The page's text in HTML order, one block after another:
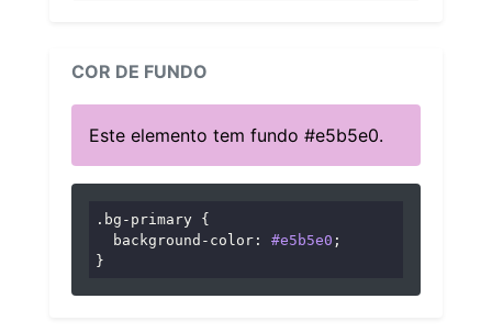
COR DE FUNDO
Este elemento tem fundo #e5b5e0.
.bg-primary {
background-color : #e5b5e0 ;
}